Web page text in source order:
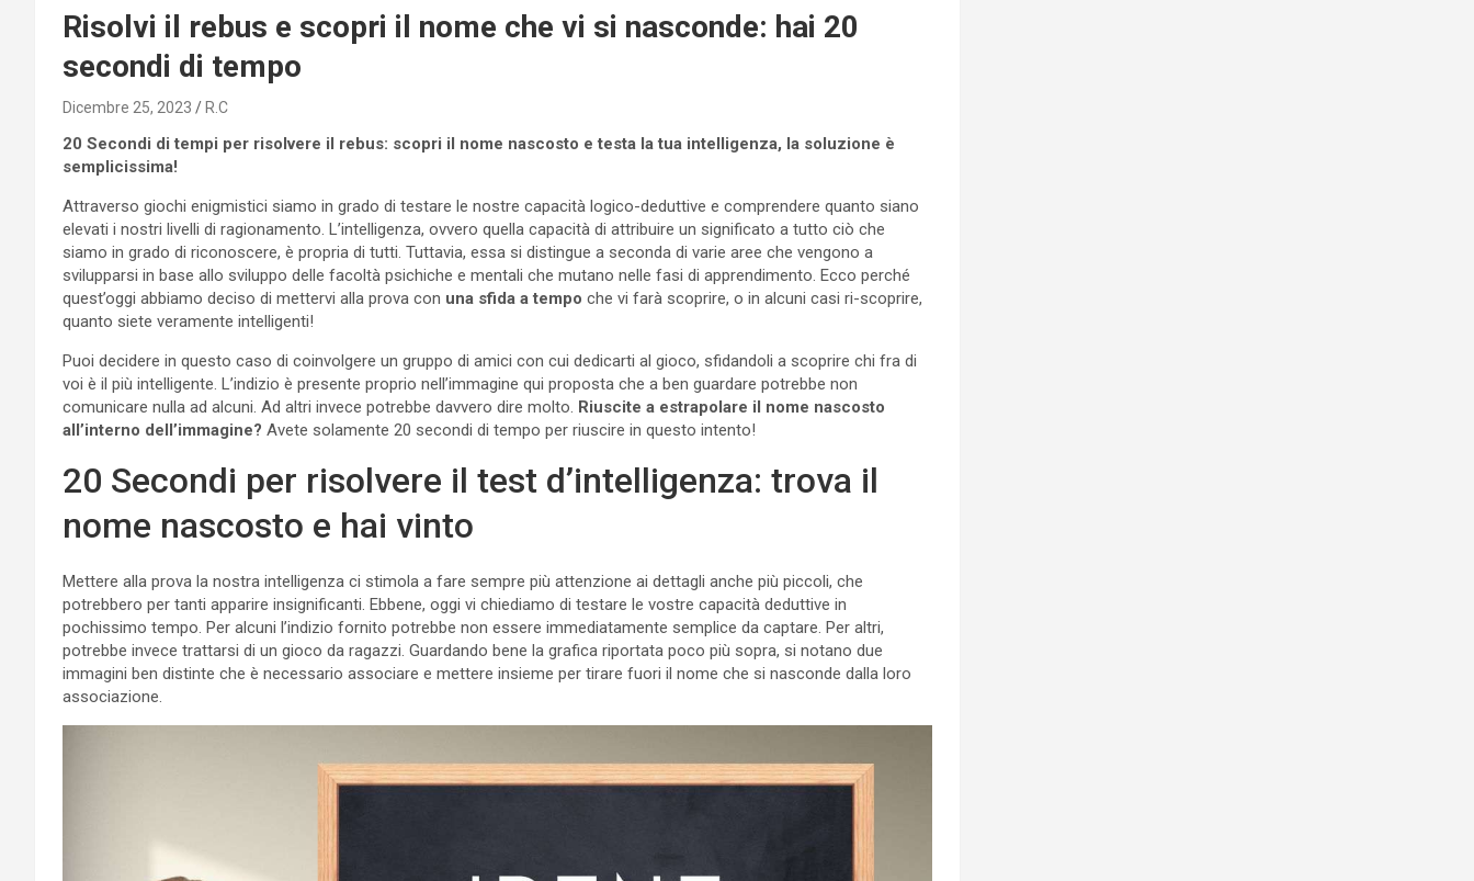
Risolvi il rebus e scopri il nome che vi si nasconde: hai 20
secondi di tempo
Dicembre 25, 2023 R.C
20 Secondi di tempi per risolvere il rebus: scopri il nome nascosto e testa la tua intelligenza, la soluzione è
semplicissima!
Attraverso giochi enigmistici siamo in grado di testare le nostre capacità logico-deduttive e comprendere quanto siano
elevati i nostri livelli di ragionamento. L’intelligenza, ovvero quella capacità di attribuire un significato a tutto ciò che
siamo in grado di riconoscere, è propria di tutti. Tuttavia, essa si distingue a seconda di varie aree che vengono a
svilupparsi in base allo sviluppo delle facoltà psichiche e mentali che mutano nelle fasi di apprendimento. Ecco perché
quest’oggi abbiamo deciso di mettervi alla prova con una sfida a tempo che vi farà scoprire, o in alcuni casi ri-scoprire,
quanto siete veramente intelligenti!
Puoi decidere in questo caso di coinvolgere un gruppo di amici con cui dedicarti al gioco, sfidandoli a scoprire chi fra di
voi è il più intelligente. L’indizio è presente proprio nell’immagine qui proposta che a ben guardare potrebbe non
comunicare nulla ad alcuni. Ad altri invece potrebbe davvero dire molto. Riuscite a estrapolare il nome nascosto
all’interno dell’immagine? Avete solamente 20 secondi di tempo per riuscire in questo intento!
20 Secondi per risolvere il test d’intelligenza: trova il
nome nascosto e hai vinto
Mettere alla prova la nostra intelligenza ci stimola a fare sempre più attenzione ai dettagli anche più piccoli, che
potrebbero per tanti apparire insignificanti. Ebbene, oggi vi chiediamo di testare le vostre capacità deduttive in
pochissimo tempo. Per alcuni l’indizio fornito potrebbe non essere immediatamente semplice da captare. Per altri,
potrebbe invece trattarsi di un gioco da ragazzi. Guardando bene la grafica riportata poco più sopra, si notano due
immagini ben distinte che è necessario associare e mettere insieme per tirare fuori il nome che si nasconde dalla loro
associazione.